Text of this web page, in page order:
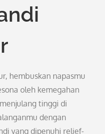
hembuskan napasmu
oleh kemegahan
tinggi di
dengan
yang dipenuhi relief-